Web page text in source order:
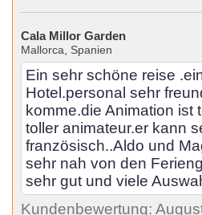
Cala Millor Garden
Mallorca, Spanien
Ein sehr schöne reise
Hotel.personal sehr
komme.die Animation ist
toller animateur.er kann
französisch..Aldo und
sehr nah von den
sehr gut und viele
Kundenbewertung: